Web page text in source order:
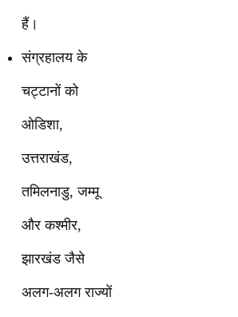
हैं।
संग्रहालय के
चट्टानों को
ओडिशा,
उत्तराखंड,
तमिलनाडु, जम्मू
और कश्मीर,
झारखंड जैसे
अलग-अलग राज्यों